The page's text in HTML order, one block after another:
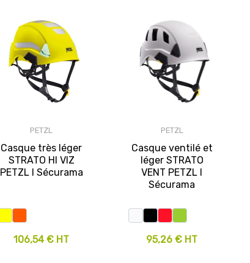
PETZL
Casque très léger
STRATO HI VIZ
PETZL I Sécurama
106,54 € HT
PETZL
Casque ventilé et
léger STRATO
VENT PETZL I
Sécurama
95,26 € HT